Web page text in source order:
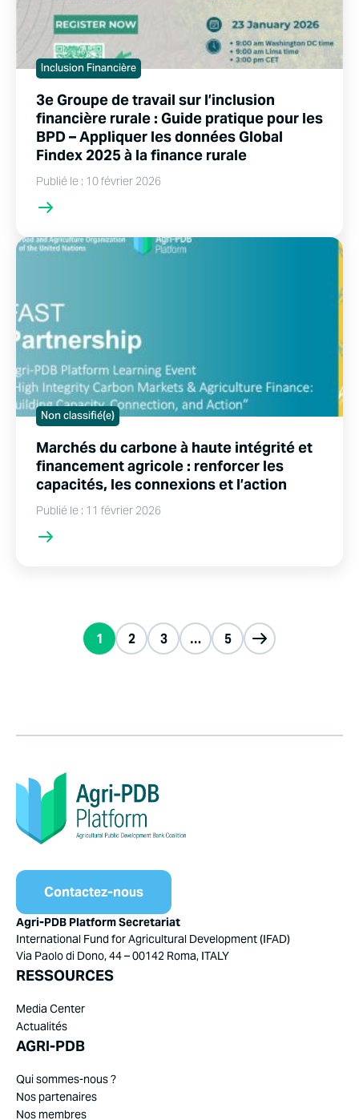
Inclusion Financière
3e Groupe de travail sur l’inclusion
financière rurale : Guide pratique pour les
BPD – Appliquer les données Global
Findex 2025 à la finance rurale
Publié le : 10 février 2026
Non classifié(e)
Marchés du carbone à haute intégrité et
financement agricole : renforcer les
capacités, les connexions et l’action
Publié le : 11 février 2026
1 2 3 … 5
Contactez-nous
Agri-PDB Platform Secretariat
International Fund for Agricultural Development (IFAD)
Via Paolo di Dono, 44 – 00142 Roma, ITALY
RESSOURCES
Media Center
Actualités
AGRI-PDB
Qui sommes-nous ?
Nos partenaires
Nos membres